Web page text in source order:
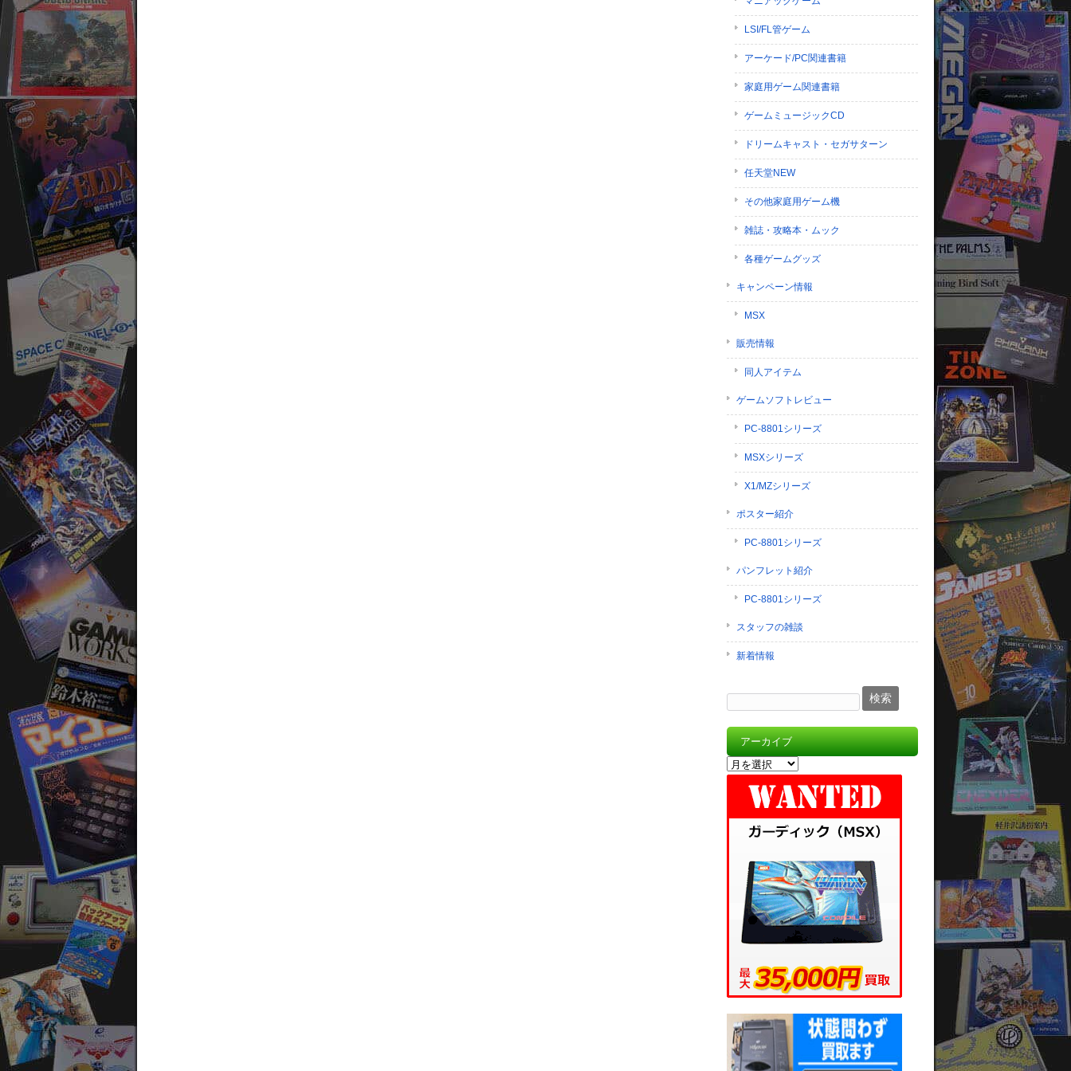
LSI/FL管ゲーム
アーケード/PC関連書籍
家庭用ゲーム関連書籍
ゲームミュージックCD
ドリームキャスト・セガサターン
任天堂NEW
その他家庭用ゲーム機
雑誌・攻略本・ムック
各種ゲームグッズ
キャンペーン情報
MSX
販売情報
同人アイテム
ゲームソフトレビュー
PC-8801シリーズ
MSXシリーズ
X1/MZシリーズ
ポスター紹介
PC-8801シリーズ
パンフレット紹介
PC-8801シリーズ
スタッフの雑談
新着情報
アーカイブ